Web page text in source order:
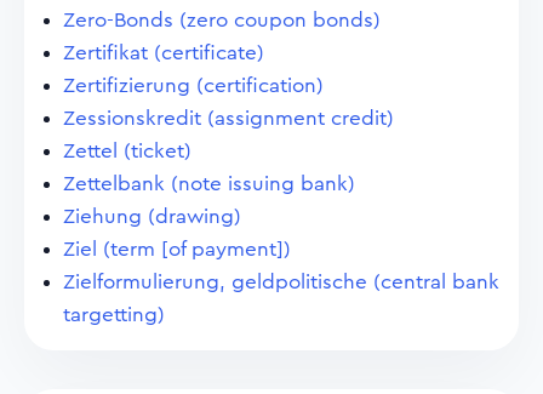
Zero-Bonds (zero coupon bonds)
Zertifikat (certificate)
Zertifizierung (certification)
Zessionskredit (assignment credit)
Zettel (ticket)
Zettelbank (note issuing bank)
Ziehung (drawing)
Ziel (term [of payment])
Zielformulierung, geldpolitische (central bank
targetting)